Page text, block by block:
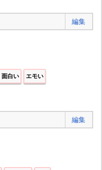
編集
面白い エモい
編集